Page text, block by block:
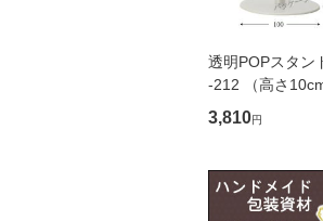
透明POPスタン
-212 （高さ
0本
3,810円